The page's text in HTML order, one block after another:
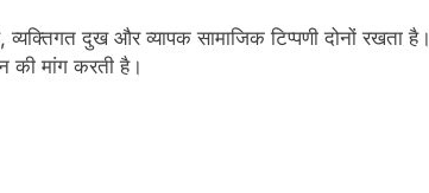
दुख और व्यापक सामाजिक टिप्पणी दोनों रखता है।
की मांग करती है।